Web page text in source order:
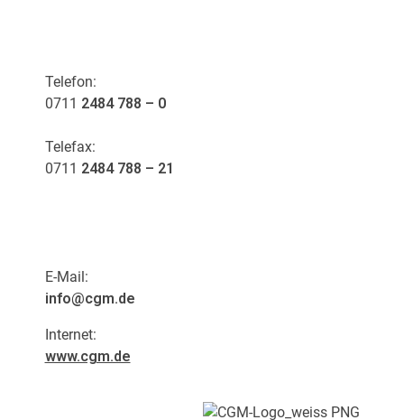
Telefon:
0711 2484 788 – 0
Telefax:
0711 2484 788 – 21
E-Mail:
info@cgm.de
Internet:
www.cgm.de